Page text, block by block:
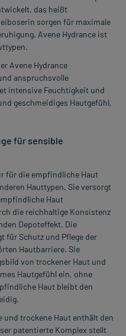
das heißt
sorgen für maximale
Avene Hydrance ist
Avene Hydrance
anspruchsvolle
intensive Feuchtigkeit und
geschmeidiges Hautgefühl,
für sensible
für die empfindliche Haut
Hauttypen. Sie versorgt
Haut
die reichhaltige Konsistenz
Depoteffekt. Die
für Schutz und Pflege der
Hautbarriere. Sie
von trockener Haut und
Hautgefühl ein, ohne
Haut bleibt den
trockene Haut enthält den
patentierte Komplex stellt